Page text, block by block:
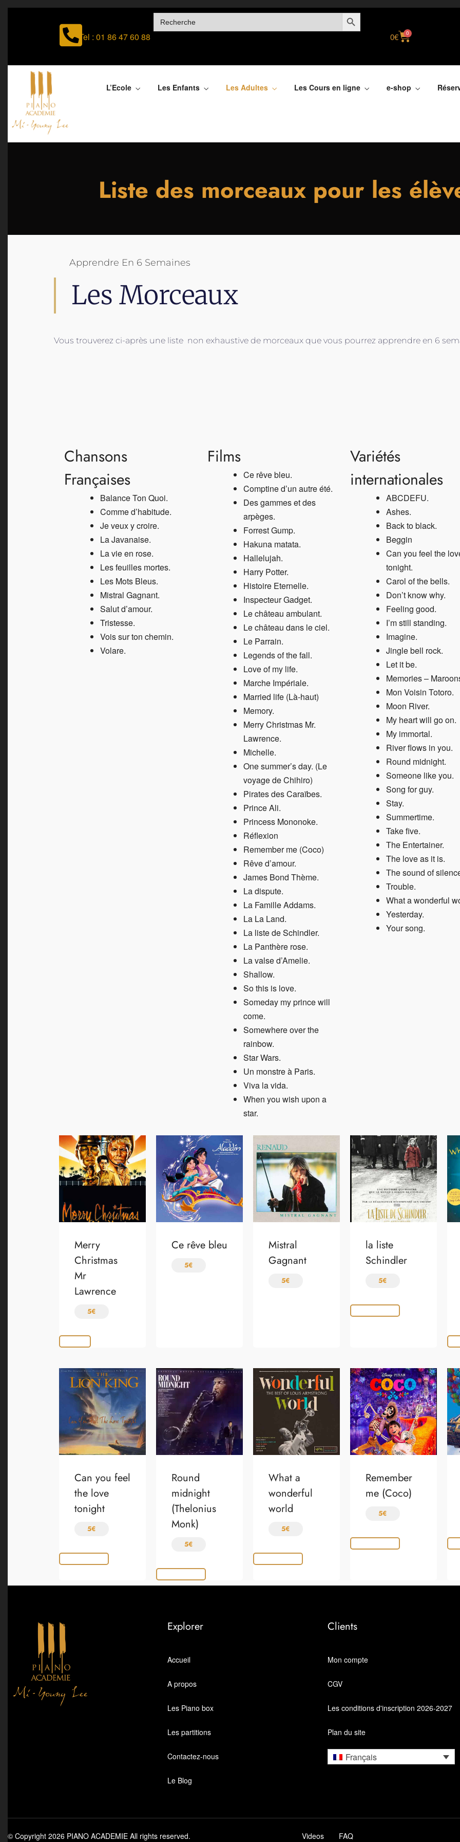
Tel : 01 86 47 60 88
SEARCH
FOR:
SEARCH BUTTON
0€ 0
L’Ecole Les Enfants Les Adultes Les Cours en ligne e-shop
Liste des morceaux pour les
Apprendre En 6 Semaines
Les Morceaux
Vous trouverez ci-après une liste non exhaustive de morceaux que vous pourrez apprendre en 6
Chansons
Françaises
Balance Ton Quoi.
Comme d’habitude.
Je veux y croire.
La Javanaise.
La vie en rose.
Les feuilles mortes.
Les Mots Bleus.
Mistral Gagnant.
Salut d’amour.
Tristesse.
Vois sur ton chemin.
Volare.
Films
Ce rêve bleu.
Comptine d’un autre été.
Des gammes et des
arpèges.
Forrest Gump.
Hakuna matata.
Hallelujah.
Harry Potter.
Histoire Eternelle.
Inspecteur Gadget.
Le château ambulant.
Le château dans le ciel.
Le Parrain.
Legends of the fall.
Love of my life.
Marche Impériale.
Married life (Là-haut)
Memory.
Merry Christmas Mr.
Lawrence.
Michelle.
One summer’s day. (Le
voyage de Chihiro)
Pirates des Caraïbes.
Prince Ali.
Princess Mononoke.
Réflexion
Remember me (Coco)
Rêve d’amour.
James Bond Thème.
La dispute.
La Famille Addams.
La La Land.
La liste de Schindler.
La Panthère rose.
La valse d’Amelie.
Shallow.
So this is love.
Someday my prince will
come.
Somewhere over the
rainbow.
Star Wars.
Un monstre à Paris.
Viva la vida.
When you wish upon a
star.
Variétés
internationales
ABCDEFU.
Ashes.
Back to black.
Beggin
Can you feel the
tonight.
Carol of the bells.
Don’t know why.
Feeling good.
I’m still standing.
Imagine.
Jingle bell rock.
Let it be.
Memories –
Mon Voisin Totoro.
Moon River.
My heart will go on.
My immortal.
River flows in you.
Round midnight.
Someone like you.
Song for guy.
Stay.
Summertime.
Take five.
The Entertainer.
The love as it is.
The sound of
Trouble.
What a wonderful
Yesterday.
Your song.
Merry
Christmas
Mr
Lawrence
5€
Ce rêve bleu
5€
Mistral
Gagnant
5€
la liste
Schindler
5€
Can you feel
the love
tonight
5€
Round
midnight
(Thelonius
Monk)
5€
What a
wonderful
world
5€
Remember
me (Coco)
5€
Explorer
Accueil
A propos
Les Piano box
Les partitions
Contactez-nous
Le Blog
Clients
Mon compte
CGV
Les conditions d'inscription 2026-2027
Plan du site
Français
© Copyright 2026 PIANO ACADEMIE All rights reserved. Videos FAQ